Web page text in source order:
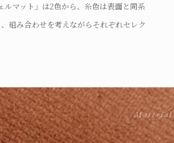
ルマット」は2色から、糸色は表面と同系
組み合わせを考えながらそれぞれセレク
Material